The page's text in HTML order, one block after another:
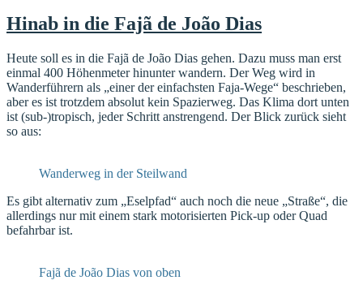
Hinab in die Fajã de João Dias
Heute soll es in die Fajã de João Dias gehen. Dazu muss man erst
einmal 400 Höhenmeter hinunter wandern. Der Weg wird in
Wanderführern als „einer der einfachsten Faja-Wege“ beschrieben,
aber es ist trotzdem absolut kein Spazierweg. Das Klima dort unten
ist (sub-)tropisch, jeder Schritt anstrengend. Der Blick zurück sieht
so aus:
Wanderweg in der Steilwand
Es gibt alternativ zum „Eselpfad“ auch noch die neue „Straße“, die
allerdings nur mit einem stark motorisierten Pick-up oder Quad
befahrbar ist.
Fajã de João Dias von oben